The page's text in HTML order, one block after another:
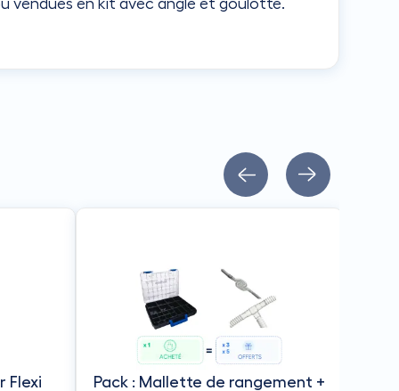
vendues en kit avec angle et goulotte.
Flexi
Pack : Mallette de rangement +